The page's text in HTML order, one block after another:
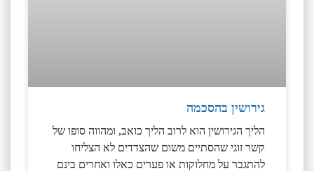
גירושין בהסכמה
הליך הגירושין הוא לרוב הליך כואב, ומהווה סופו של
קשר זוגי שהסתיים משום שהצדדים לא הצליחו
להתגבר על מחלוקות או פערים כאלו ואחרים בינם